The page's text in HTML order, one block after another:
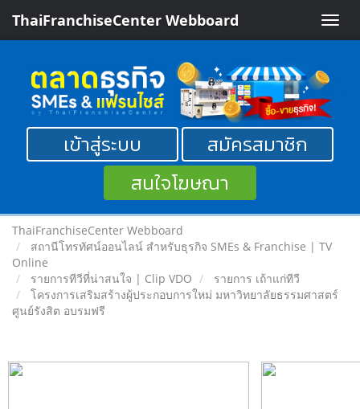
Toggle
ThaiFranchiseCenter Webboard
เข้าสู่ระบบ
สมัครสมาชิก
สนใจโฆษณา
ThaiFranchiseCenter Webboard
สถานีโทรทัศน์ออนไลน์ สำหรับธุรกิจ SMEs & Franchise | TV
Online
รายการทีวีที่น่าสนใจ | Clip VDO
รายการ เถ้าแก่ทีวี
โครงการเสริมสร้างผู้ประกอบการใหม่ มหาวิทยาลัยธรรมศาสตร์
ศูนย์รังสิต อบรมฟรี